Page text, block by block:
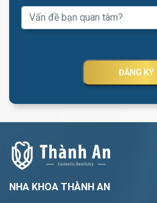
ĐĂNG KÝ
NHA KHOA THÀNH AN